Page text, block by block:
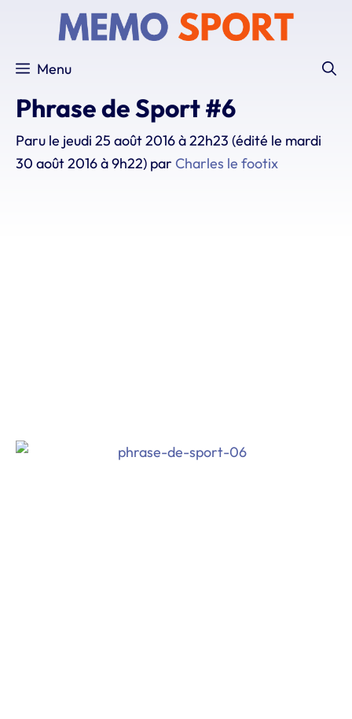
Menu
Phrase de Sport #6
Paru le jeudi 25 août 2016 à 22h23 (édité le mardi
30 août 2016 à 9h22) par Charles le footix